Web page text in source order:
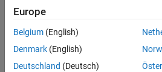
Europe
Belgium (English)
Denmark (English)
Deutschland (Deutsch)
Lutte anti-piratage
© 1994-2026 The MathWorks, Inc.